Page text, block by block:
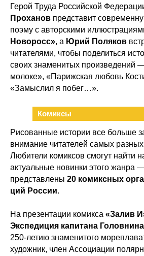
Герой Труда Российской
Проханов представит
поэму с авторскими
Новоросс», а Юрий Поляков
читателями, чтобы поделиться
своих знаменитых произведений
молоке», «Парижская любовь
«Замыслил я побег…».
Комиксы
Рисованные истории все больше
внимание читателей самых разных
Любители комиксов смогут найти
актуальные новинки этого жанра
представлены 20 комиксных
ций России.
На презентации комикса «Залив
Экспедиция капитана
250-летию знаменитого
художник, член Ассоциации